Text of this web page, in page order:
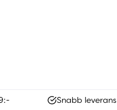
Snabb leverans